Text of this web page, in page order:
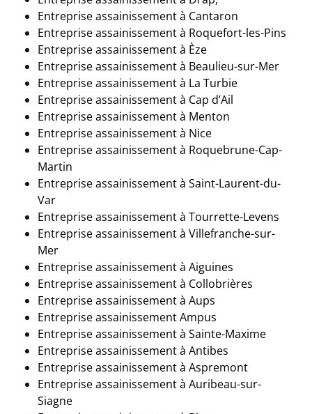
Entreprise assainissement à Cantaron
Entreprise assainissement à Roquefort-les-Pins
Entreprise assainissement à Èze
Entreprise assainissement à Beaulieu-sur-Mer
Entreprise assainissement à La Turbie
Entreprise assainissement à Cap d’Ail
Entreprise assainissement à Menton
Entreprise assainissement à Nice
Entreprise assainissement à Roquebrune-Cap-
Martin
Entreprise assainissement à Saint-Laurent-du-
Var
Entreprise assainissement à Tourrette-Levens
Entreprise assainissement à Villefranche-sur-
Mer
Entreprise assainissement à Aiguines
Entreprise assainissement à Collobrières
Entreprise assainissement à Aups
Entreprise assainissement Ampus
Entreprise assainissement à Sainte-Maxime
Entreprise assainissement à Antibes
Entreprise assainissement à Aspremont
Entreprise assainissement à Auribeau-sur-
Siagne